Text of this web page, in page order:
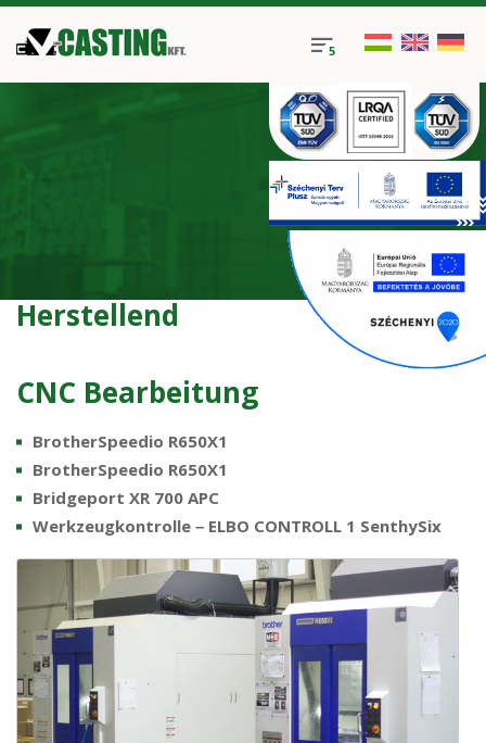
Herstellend
CNC Bearbeitung
BrotherSpeedio R650X1
BrotherSpeedio R650X1
Bridgeport XR 700 APC
Werkzeugkontrolle – ELBO CONTROLL 1 SenthySix